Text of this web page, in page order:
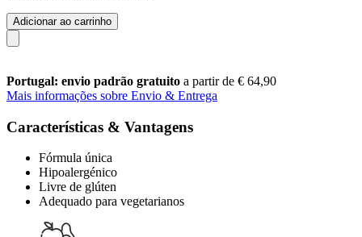
Adicionar ao carrinho
Portugal: envio padrão gratuito a partir de € 64,90
Mais informações sobre Envio & Entrega
Características & Vantagens
Fórmula única
Hipoalergénico
Livre de glúten
Adequado para vegetarianos